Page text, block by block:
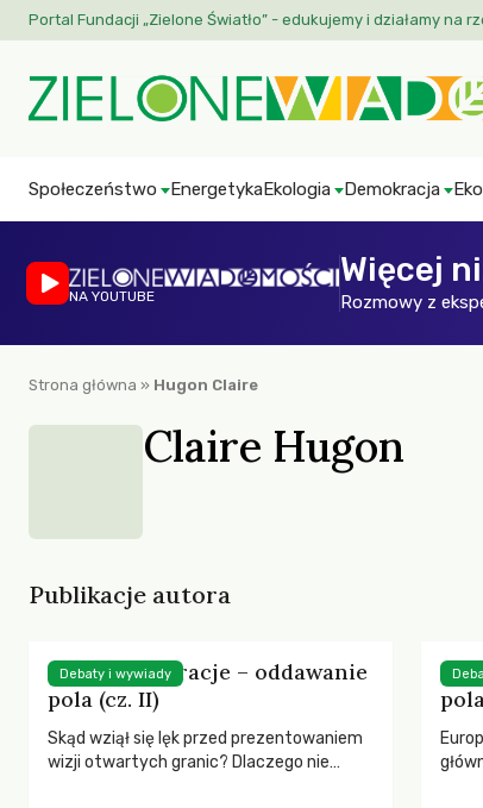
Portal Fundacji „Zielone Światło” - edukujemy i działamy na
Społeczeństwo EnergetykaEkologia Demokracja
NA YOUTUBE
Więcej
Rozmowy z
Strona główna » Hugon Claire
Claire Hugon
Publikacje autora
Lewica i migracje – oddawanie
pola (cz. II)
Skąd wziął się lęk przed prezentowaniem
wizji otwartych granic? Dlaczego nie
Debaty i wywiady